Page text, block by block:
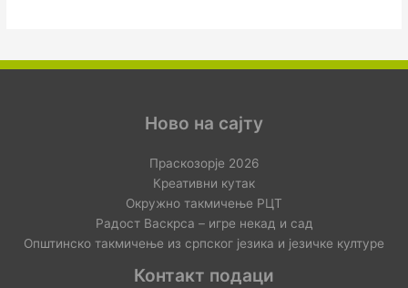
Ново на сајту
Праскозорје 2026
Креативни кутак
Окружно такмичење РЦТ
Радост Васкрса – игре некад и сад
Општинско такмичење из српског језика и језичке културе
Контакт подаци